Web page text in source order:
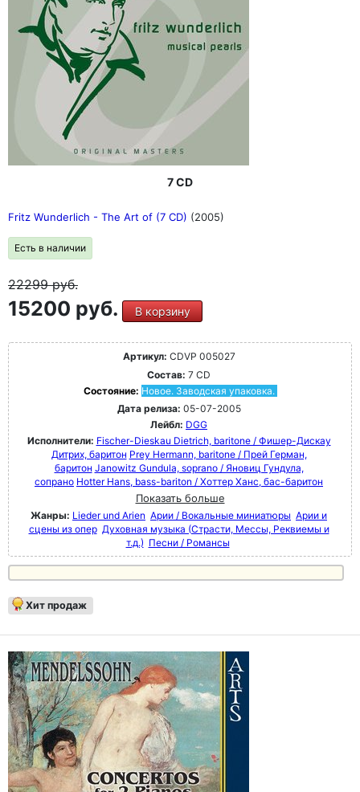
7 CD
Fritz Wunderlich - The Art of (7 CD) (2005)
Есть в наличии
22299руб.
15200 руб. В корзину
Артикул: CDVP 005027
Состав: 7 CD
Состояние: Новое. Заводская упаковка.
Дата релиза: 05-07-2005
Лейбл: DGG
Исполнители: Fischer-Dieskau Dietrich, baritone / Фишер-Дискау
Дитрих, баритон Prey Hermann, baritone / Прей Герман,
баритон Janowitz Gundula, soprano / Яновиц Гундула,
сопрано Hotter Hans, bass-bariton / Хоттер Ханс, бас-баритон
Показать больше
Жанры: Lieder und Arien Арии / Вокальные миниатюры Арии и
сцены из опер Духовная музыка (Страсти, Мессы, Реквиемы и
т.д.) Песни / Романсы
Хит продаж